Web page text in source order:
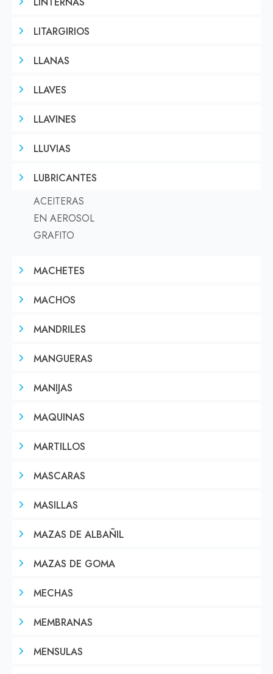
LITARGIRIOS
LLANAS
LLAVES
LLAVINES
LLUVIAS
LUBRICANTES
ACEITERAS
EN AEROSOL
GRAFITO
MACHETES
MACHOS
MANDRILES
MANGUERAS
MANIJAS
MAQUINAS
MARTILLOS
MASCARAS
MASILLAS
MAZAS DE ALBAÑIL
MAZAS DE GOMA
MECHAS
MEMBRANAS
MENSULAS